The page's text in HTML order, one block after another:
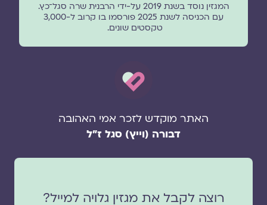
המגזין נוסד בשנת 2019 על-ידי הרבנית שרה סגל־כץ.
עם הכניסה לשנת 2025 פורסמו בו קרוב ל-3,000
טקסטים שונים.
האתר מוקדש לזכר אמי האהובה
דבורה (וייץ) סגל ז"ל
רוצה לקבל את מגזין גלויה למייל?